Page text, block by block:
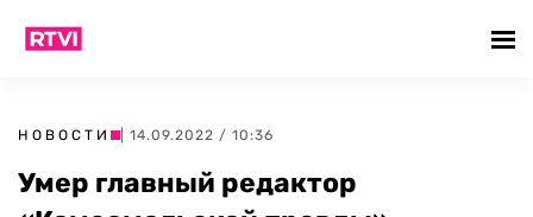
НОВОСТИ | 14.09.2022 / 10:36
Умер главный редактор